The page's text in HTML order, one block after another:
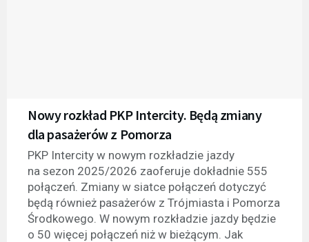
Nowy rozkład PKP Intercity. Będą zmiany
dla pasażerów z Pomorza
PKP Intercity w nowym rozkładzie jazdy
na sezon 2025/2026 zaoferuje dokładnie 555
połączeń. Zmiany w siatce połączeń dotyczyć
będą również pasażerów z Trójmiasta i Pomorza
Środkowego. W nowym rozkładzie jazdy będzie
o 50 więcej połączeń niż w bieżącym. Jak